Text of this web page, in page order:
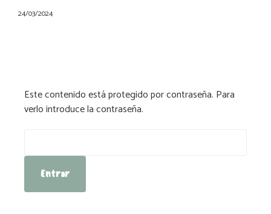
24/03/2024
Este contenido está protegido por contraseña. Para
verlo introduce la contraseña.